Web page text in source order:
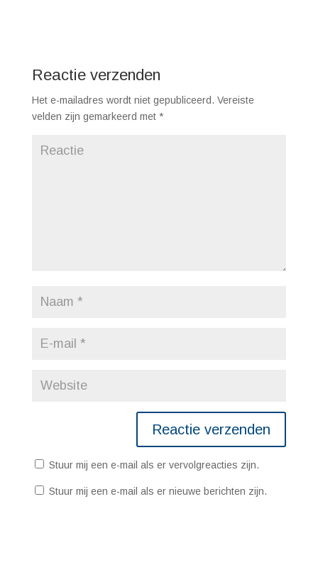
Reactie verzenden
Het e-mailadres wordt niet gepubliceerd. Vereiste
velden zijn gemarkeerd met *
Stuur mij een e-mail als er vervolgreacties zijn.
Stuur mij een e-mail als er nieuwe berichten zijn.